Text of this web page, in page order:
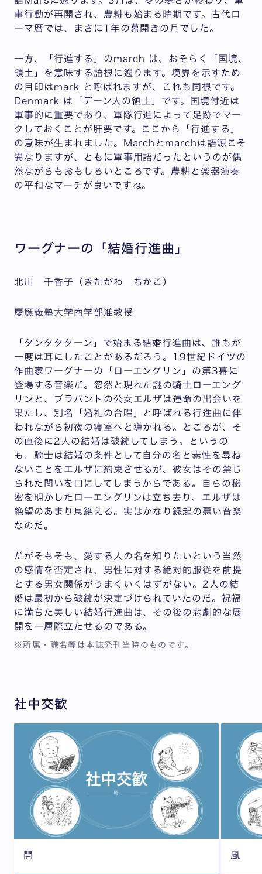
事行動が再開され、農耕も始まる時期です。古代ロ
ーマ暦では、まさに1年の幕開きの月でした。
一方、「行進する」のmarch は、おそらく「国境、
領土」を意味する語根に遡ります。境界を示すため
の目印はmark と呼ばれますが、これも同根です。
Denmark は「デーン人の領土」です。国境付近は
軍事的に重要であり、軍隊行進によって足跡でマー
クしておくことが肝要です。ここから「行進する」
の意味が生まれました。Marchとmarchは語源こそ
異なりますが、ともに軍事用語だったというのが偶
然ながらもおもしろいところです。農耕と楽器演奏
の平和なマーチが良いですね。
ワーグナーの「結婚行進曲」
北川 千香子（きたがわ ちかこ）
慶應義塾大学商学部准教授
「タンタタターン」で始まる結婚行進曲は、誰もが
一度は耳にしたことがあるだろう。19世紀ドイツの
作曲家ワーグナーの「ローエングリン」の第3幕に
登場する音楽だ。忽然と現れた謎の騎士ローエング
リンと、ブラバントの公女エルザは運命の出会いを
果たし、別名「婚礼の合唱」と呼ばれる行進曲に伴
われながら初夜の寝室へと導かれる。ところが、そ
の直後に2人の結婚は破綻してしまう。というの
も、騎士は結婚の条件として自分の名と素性を尋ね
ないことをエルザに約束させるが、彼女はその禁じ
られた問いを口にしてしまうからである。自らの秘
密を明かしたローエングリンは立ち去り、エルザは
絶望のあまり息絶える。実はかなり縁起の悪い音楽
なのだ。
だがそもそも、愛する人の名を知りたいという当然
の感情を否定され、男性に対する絶対的服従を前提
とする男女関係がうまくいくはずがない。2人の結
婚は最初から破綻が決定づけられていたのだ。祝福
に満ちた美しい結婚行進曲は、その後の悲劇的な展
開を一層際立たせるのである。
※所属・職名等は本誌発刊当時のものです。
社中交歓
開 風